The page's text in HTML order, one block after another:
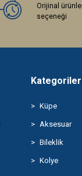
Orijinal
seçeneği
Kategoriler
Küpe
Aksesuar
Bileklik
Kolye